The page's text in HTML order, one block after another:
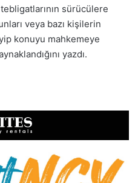
sürücülere
veya bazı kişilerin
konuyu mahkemeye
yazdı.